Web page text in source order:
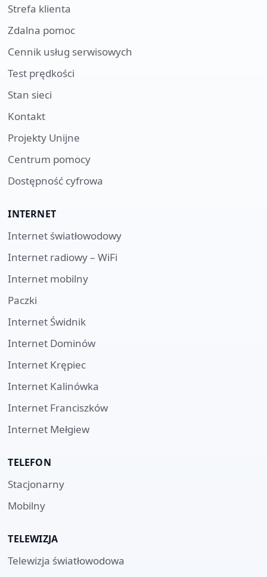
Strefa klienta
Zdalna pomoc
Cennik usług serwisowych
Test prędkości
Stan sieci
Kontakt
Projekty Unijne
Centrum pomocy
Dostępność cyfrowa
INTERNET
Internet światłowodowy
Internet radiowy – WiFi
Internet mobilny
Paczki
Internet Świdnik
Internet Dominów
Internet Krępiec
Internet Kalinówka
Internet Franciszków
Internet Mełgiew
TELEFON
Stacjonarny
Mobilny
TELEWIZJA
Telewizja światłowodowa